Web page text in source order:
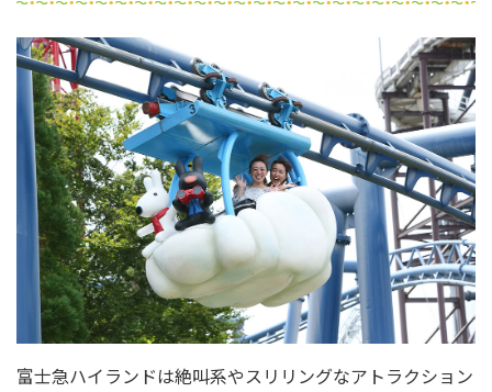
富士急ハイランドは絶叫系やスリリングなアトラクション